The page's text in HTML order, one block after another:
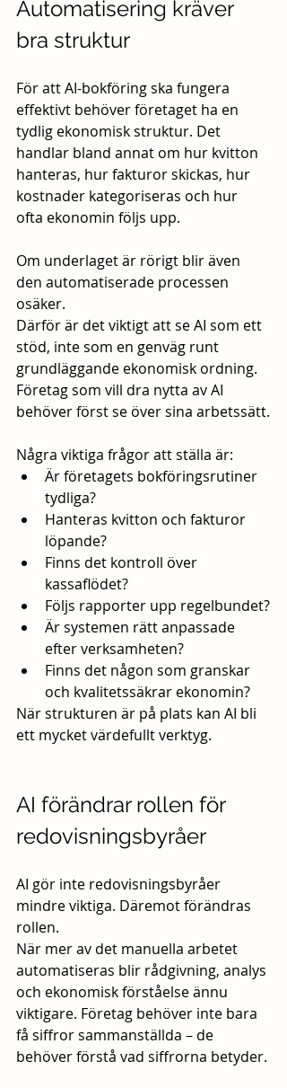
Automatisering kräver
bra struktur
För att AI-bokföring ska fungera
effektivt behöver företaget ha en
tydlig ekonomisk struktur. Det
handlar bland annat om hur kvitton
hanteras, hur fakturor skickas, hur
kostnader kategoriseras och hur
ofta ekonomin följs upp.
Om underlaget är rörigt blir även
den automatiserade processen
osäker.
Därför är det viktigt att se AI som ett
stöd, inte som en genväg runt
grundläggande ekonomisk ordning.
Företag som vill dra nytta av AI
behöver först se över sina arbetssätt.
Några viktiga frågor att ställa är:
Är företagets bokföringsrutiner
tydliga?
Hanteras kvitton och fakturor
löpande?
Finns det kontroll över
kassaflödet?
Följs rapporter upp regelbundet?
Är systemen rätt anpassade
efter verksamheten?
Finns det någon som granskar
och kvalitetssäkrar ekonomin?
När strukturen är på plats kan AI bli
ett mycket värdefullt verktyg.
AI förändrar rollen för
redovisningsbyråer
AI gör inte redovisningsbyråer
mindre viktiga. Däremot förändras
rollen.
När mer av det manuella arbetet
automatiseras blir rådgivning, analys
och ekonomisk förståelse ännu
viktigare. Företag behöver inte bara
få siffror sammanställda – de
behöver förstå vad siffrorna betyder.